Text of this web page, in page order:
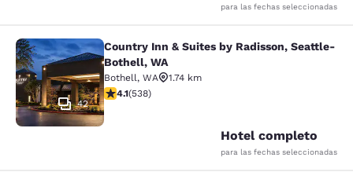
para las fechas seleccionadas
Country Inn & Suites by Radisson,
42
Country Inn & Suites by Radisson, Seattle-
Bothell, WA
Bothell, WA
1.74 km
calificación de 4.09 estrellas. Muy bueno. 538 reseñas
4.1(538)
Hotel completo
para las fechas seleccionadas